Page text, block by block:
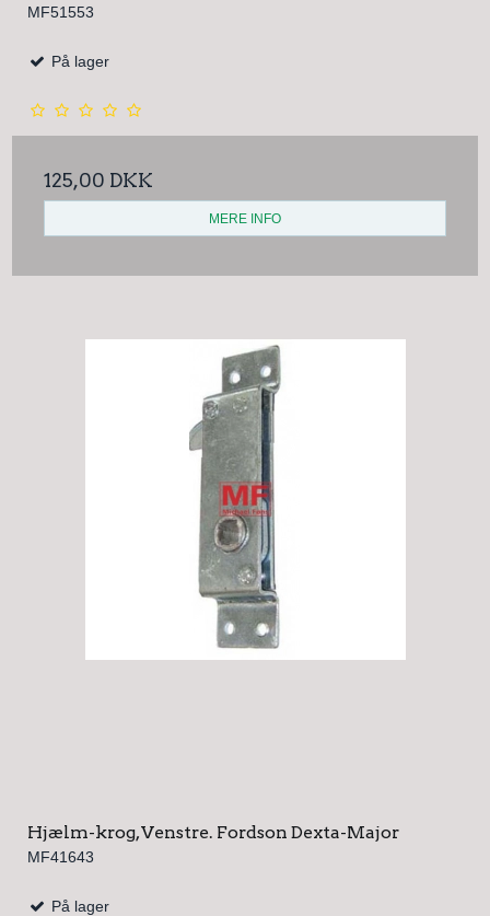
MF51553
På lager
125,00 DKK
MERE INFO
Hjælm-krog, Venstre. Fordson Dexta-Major
MF41643
På lager